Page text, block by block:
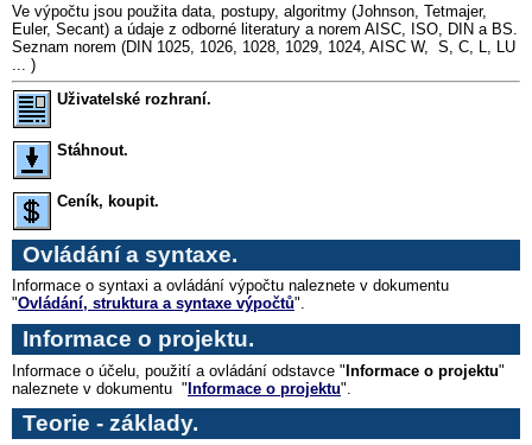
Ve výpočtu jsou použita data, postupy, algoritmy (Johnson, Tetmajer,
Euler, Secant) a údaje z odborné literatury a norem AISC, ISO, DIN a BS.
Seznam norem (DIN 1025, 1026, 1028, 1029, 1024, AISC W, S, C, L, LU
... )
Uživatelské rozhraní.
Stáhnout.
Ceník, koupit.
Ovládání a syntaxe.
Informace o syntaxi a ovládání výpočtu naleznete v dokumentu
"Ovládání, struktura a syntaxe výpočtů".
Informace o projektu.
Informace o účelu, použití a ovládání odstavce "Informace o projektu"
naleznete v dokumentu "Informace o projektu".
Teorie - základy.